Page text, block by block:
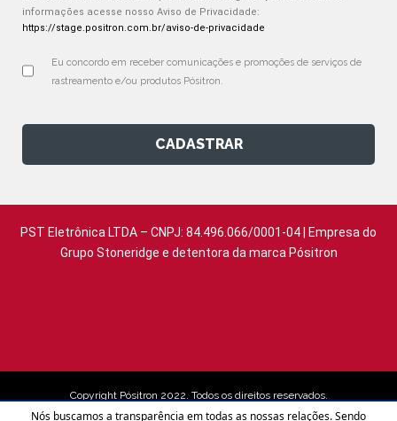
informações acesse nosso Aviso de Privacidade:
https://stage.positron.com.br/aviso-de-privacidade
Eu concordo em receber comunicações e promoções de serviços de
rastreamento e/ou produtos Pósitron.
CADASTRAR
PST Eletrônica LTDA – CNPJ: 84.496.066/0001-04 | Empresa do
Grupo Stoneridge e detentora da marca Pósitron
Copyright Pósitron 2022. Todos os direitos reservados.
Nós buscamos a transparência em todas as nossas relações. Sendo